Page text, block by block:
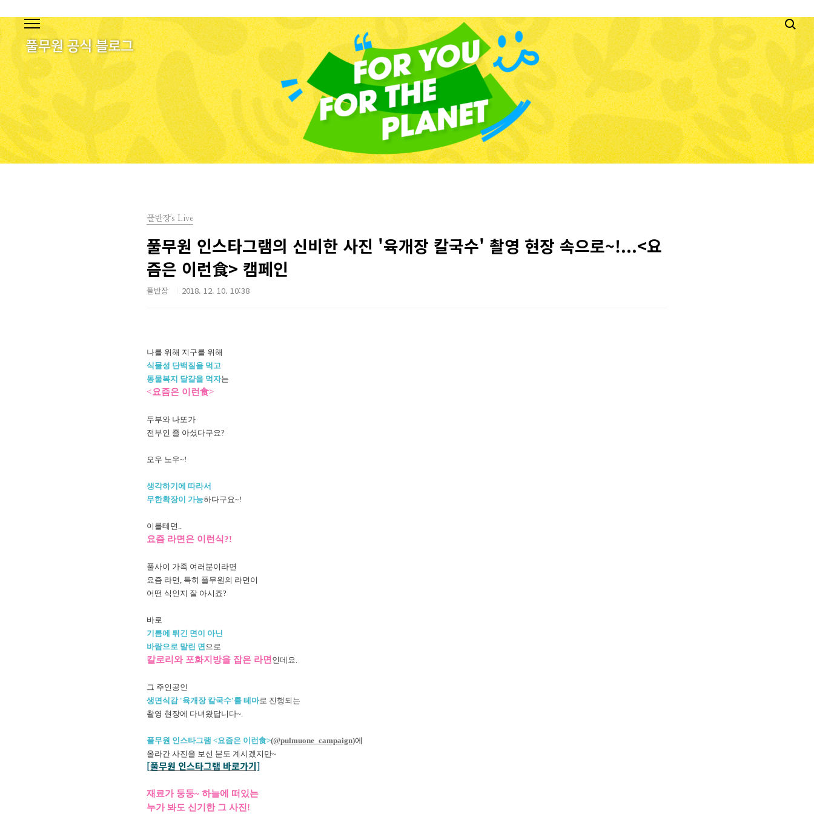
풀반장's Live
풀무원 인스타그램의 신비한 사진 '육개장 칼국수' 촬영 현장 속으로~!...<요
즘은 이런食> 캠페인
풀반장 2018. 12. 10. 10:38
나를 위해 지구를 위해
식물성 단백질을 먹고
동물복지 달걀을 먹자는
<요즘은 이런食>
두부와 나또가
전부인 줄 아셨다구요?
오우 노우~!
생각하기에 따라서
무한확장이 가능하다구요~!
이를테면..
요즘 라면은 이런식?!
풀사이 가족 여러분이라면
요즘 라면, 특히 풀무원의 라면이
어떤 식인지 잘 아시죠?
바로
기름에 튀긴 면이 아닌
바람으로 말린 면 으로
칼로리와 포화지방을 잡은 라면 인데요.
그 주인공인
생면식감 '육개장 칼국수'를 테마로 진행되는
촬영 현장에 다녀왔답니다~.
풀무원 인스타그램 <요즘은 이런食>(@pulmuone_campaign)에
올라간 사진을 보신 분도 계시겠지만~
[풀무원 인스타그램 바로가기]
재료가 둥둥~ 하늘에 떠있는
누가 봐도 신기한 그 사진!